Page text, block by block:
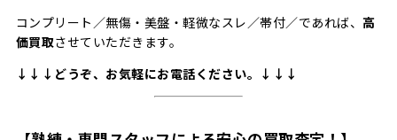
コンプリート／無傷・美盤・軽微なスレ／帯付／であれば、高
価買取させていただきます。
↓↓↓どうぞ、お気軽にお電話ください。↓↓↓